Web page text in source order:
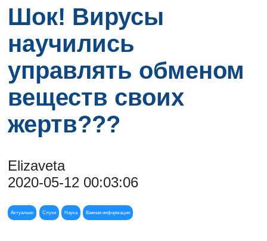
Шок! Вирусы
научились
управлять обменом
веществ своих
жертв???
Elizaveta
2020-05-12 00:03:06
Актуально Слухи Наука Важная информация